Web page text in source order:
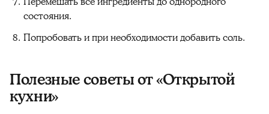
состояния.
Попробовать и при необходимости добавить соль.
Полезные советы от «Открытой
кухни»